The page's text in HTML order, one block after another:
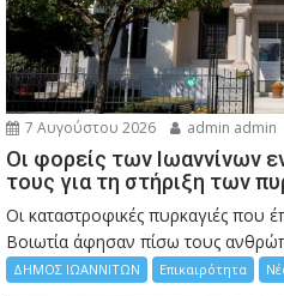
7 Αυγούστου 2026 admin admin
Οι φορείς των Ιωαννίνων
τους για τη στήριξη των
Οι καταστροφικές πυρκαγιές που
Bοιωτία άφησαν πίσω τους
ΔΗΜΟΣ ΙΩΑΝΝΙΤΩΝ Επικαιρότητα